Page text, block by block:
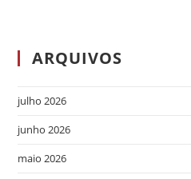
ARQUIVOS
julho 2026
junho 2026
maio 2026